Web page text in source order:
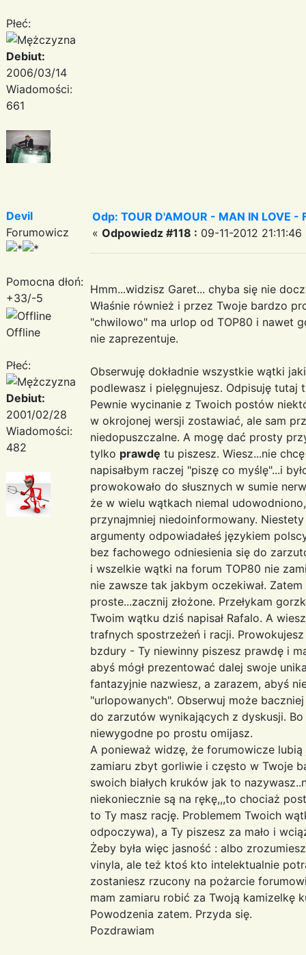
Płeć:
Debiut:
2006/03/14
Wiadomości:
661
Devil
Forumowicz
Pomocna dłoń:
+33/-5
Offline
Płeć:
Debiut:
2001/02/28
Wiadomości:
482
Odp: TOUR D'AMOUR - MAN IN LOVE
« Odpowiedz #118 : 09-11-2012 21:11:46
Hmm...widzisz Garet... chyba się nie
Właśnie również i przez Twoje bardzo
"chwilowo" ma urlop od TOP80 i nawet
nie zaprezentuje.
Obserwuję dokładnie wszystkie wątki
podlewasz i pielęgnujesz. Odpisuję
Pewnie wycinanie z Twoich postów
w okrojonej wersji zostawiać, ale sam
niedopuszczalne. A mogę dać prosty
tylko prawdę tu piszesz. Wiesz...nie
napisałbym raczej "piszę co myślę"...i
prowokowało do słusznych w sumie
że w wielu wątkach niemal
przynajmniej niedoinformowany.
argumenty odpowiadałeś językiem
bez fachowego odniesienia się do
i wszelkie wątki na forum TOP80 nie
nie zawsze tak jakbym oczekiwał.
proste...zacznij złożone. Przełykam
Twoim wątku dziś napisał Rafalo. A
trafnych spostrzeżeń i racji.
bzdury - Ty niewinny piszesz prawdę i
abyś mógł prezentować dalej swoje
fantazyjnie nazwiesz, a zarazem, abyś
"urlopowanych". Obserwuj może
do zarzutów wynikających z dyskusji.
niewygodne po prostu omijasz.
A ponieważ widzę, że forumowicze
zamiaru zbyt gorliwie i często w Twoje
swoich białych kruków jak to
niekoniecznie są na rękę,,,to chociaż
to Ty masz rację. Problemem Twoich
odpoczywa), a Ty piszesz za mało i
Żeby była więc jasność : albo
vinyla, ale też ktoś kto intelektualnie
zostaniesz rzucony na pożarcie
mam zamiaru robić za Twoją kamizelkę
Powodzenia zatem. Przyda się.
Pozdrawiam